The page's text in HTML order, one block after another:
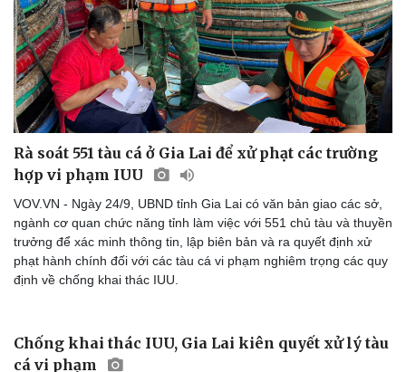
Lịch thi đấu bóng đá
Thế giới thể thao
eSports
Hậu trường
Xe máy
Tư vấn
Rà soát 551 tàu cá ở Gia Lai để xử phạt các trường
hợp vi phạm IUU
VOV.VN - Ngày 24/9, UBND tỉnh Gia Lai có văn bản giao các sở,
ngành cơ quan chức năng tỉnh làm việc với 551 chủ tàu và thuyền
trưởng để xác minh thông tin, lập biên bản và ra quyết định xử
phạt hành chính đối với các tàu cá vi phạm nghiêm trọng các quy
định về chống khai thác IUU.
Chống khai thác IUU, Gia Lai kiên quyết xử lý tàu
cá vi phạm